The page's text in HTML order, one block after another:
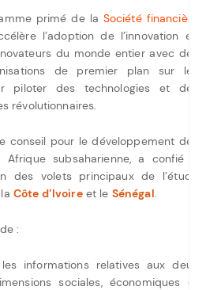
primé de la Société financière
l’adoption de l’innovation en
du monde entier avec des
de premier plan sur les
piloter des technologies et des
révolutionnaires.
conseil pour le développement des
Afrique subsaharienne, a confié à
des volets principaux de l’étude
Côte d’Ivoireet le Sénégal.
:
informations relatives aux deux
sociales, économiques et